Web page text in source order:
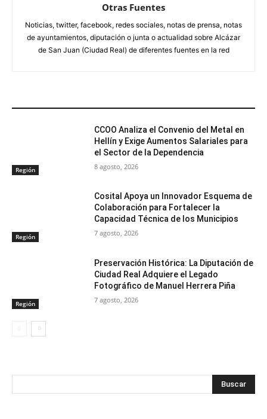
Otras Fuentes
Noticias, twitter, facebook, redes sociales, notas de prensa, notas
de ayuntamientos, diputación o junta o actualidad sobre Alcázar
de San Juan (Ciudad Real) de diferentes fuentes en la red
Región
CCOO Analiza el Convenio del Metal en
Hellín y Exige Aumentos Salariales para
el Sector de la Dependencia
8 agosto, 2026
Región
Cosital Apoya un Innovador Esquema de
Colaboración para Fortalecer la
Capacidad Técnica de los Municipios
7 agosto, 2026
Región
Preservación Histórica: La Diputación de
Ciudad Real Adquiere el Legado
Fotográfico de Manuel Herrera Piña
7 agosto, 2026
Buscar